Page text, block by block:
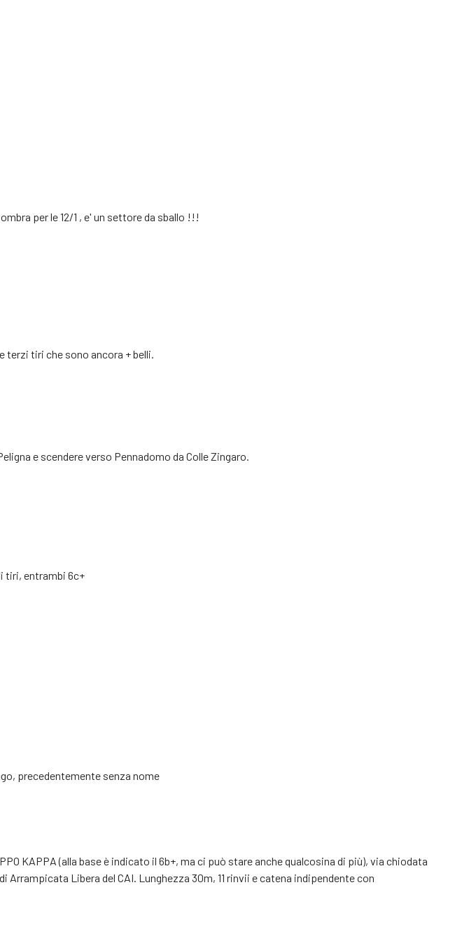
per le 12/1 , e' un settore da sballo !!!
terzi tiri che sono ancora + belli.
e scendere verso Pennadomo da Colle Zingaro.
tiri, entrambi 6c+
precedentemente senza nome
KAPPA (alla base è indicato il 6b+, ma ci può stare anche qualcosina di più), via chiodata
Libera del CAI. Lunghezza 30m, 11 rinvii e catena indipendente con